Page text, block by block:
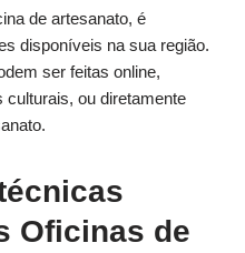
de artesanato, é
disponíveis na sua região.
ser feitas online,
ou diretamente
Oficinas de